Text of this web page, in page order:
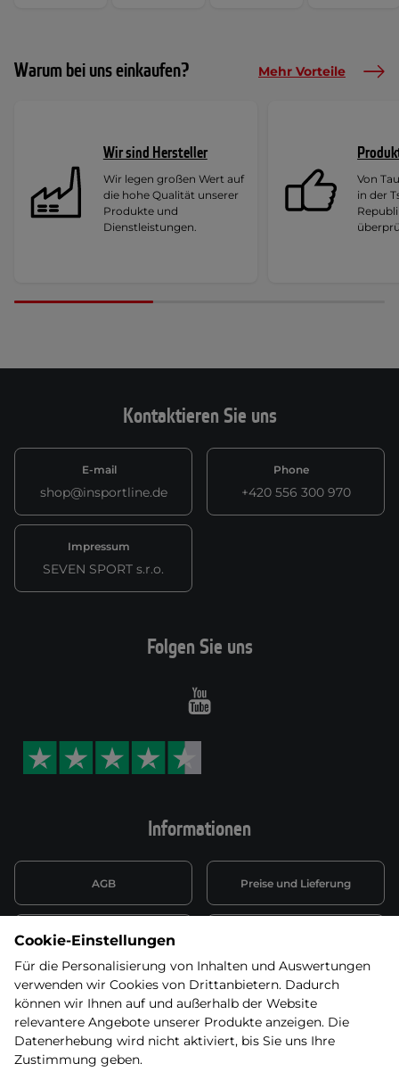
Warum bei uns einkaufen? Mehr Vorteile
Wir sind Hersteller
Wir legen großen Wert auf
die hohe Qualität unserer
Produkte und
Dienstleistungen.
Von
in der
Kontaktieren Sie uns
E-mail
shop@insportline.de
Phone
+420 556 300 970
Impressum
SEVEN SPORT s.r.o.
Informationen
AGB Preise und Lieferung
Datenschutzerklärung
Wiederufsbelehrung mit Link
zum Formular
Batterieentsorgung
Informationen zu Elektro-
und Elektonikgeräten
Widerruf erklären
Folgen Sie uns
Youtube
Cookie-Einstellungen
Für die Personalisierung von Inhalten und Auswertungen
verwenden wir Cookies von Drittanbietern. Dadurch
können wir Ihnen auf und außerhalb der Website
relevantere Angebote unserer Produkte anzeigen. Die
Datenerhebung wird nicht aktiviert, bis Sie uns Ihre
Zustimmung geben.